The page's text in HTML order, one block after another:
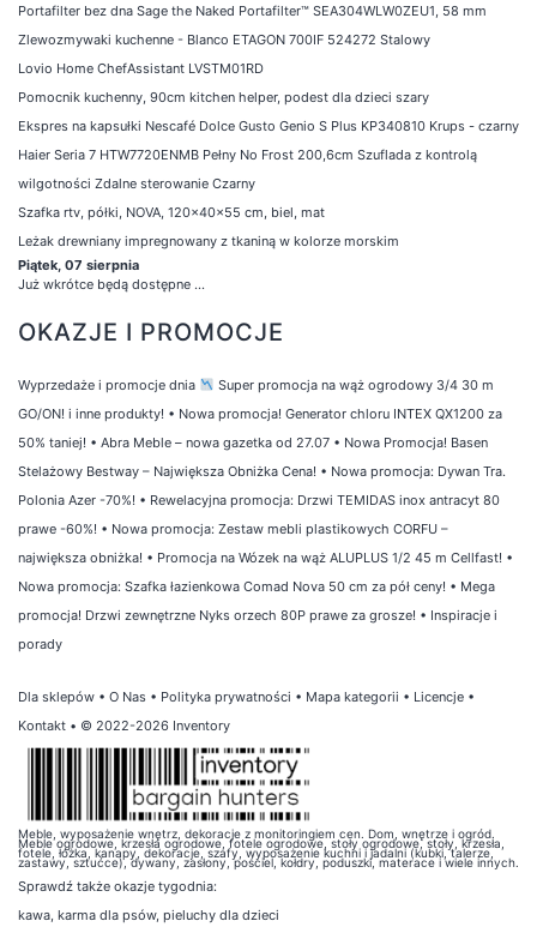
Portafilter bez dna Sage the Naked Portafilter™ SEA304WLW0ZEU1, 58 mm
Zlewozmywaki kuchenne - Blanco ETAGON 700IF 524272 Stalowy
Lovio Home ChefAssistant LVSTM01RD
Pomocnik kuchenny, 90cm kitchen helper, podest dla dzieci szary
Ekspres na kapsułki Nescafé Dolce Gusto Genio S Plus KP340810 Krups - czarny
Haier Seria 7 HTW7720ENMB Pełny No Frost 200,6cm Szuflada z kontrolą
wilgotności Zdalne sterowanie Czarny
Szafka rtv, półki, NOVA, 120x40x55 cm, biel, mat
Leżak drewniany impregnowany z tkaniną w kolorze morskim
Piątek, 07 sierpnia
Już wkrótce będą dostępne ...
OKAZJE I PROMOCJE
Wyprzedaże i promocje dnia
Super promocja na wąż ogrodowy 3/4 30 m
GO/ON! i inne produkty! • Nowa promocja! Generator chloru INTEX QX1200 za
50% taniej! • Abra Meble – nowa gazetka od 27.07 • Nowa Promocja! Basen
Stelażowy Bestway – Największa Obniżka Cena! • Nowa promocja: Dywan Tra.
Polonia Azer -70%! • Rewelacyjna promocja: Drzwi TEMIDAS inox antracyt 80
prawe -60%! • Nowa promocja: Zestaw mebli plastikowych CORFU –
największa obniżka! • Promocja na Wózek na wąż ALUPLUS 1/2 45 m Cellfast! •
Nowa promocja: Szafka łazienkowa Comad Nova 50 cm za pół ceny! • Mega
promocja! Drzwi zewnętrzne Nyks orzech 80P prawe za grosze! • Inspiracje i
porady
Dla sklepów • O Nas • Polityka prywatności • Mapa kategorii • Licencje •
Kontakt • © 2022-2026 Inventory
Meble, wyposażenie wnętrz, dekoracje z monitoringiem cen. Dom, wnętrze i ogród.
Meble ogrodowe, krzesła ogrodowe, fotele ogrodowe, stoły ogrodowe, stoły, krzesła,
fotele, łóżka, kanapy, dekoracje, szafy, wyposażenie kuchni i jadalni (kubki, talerze,
zastawy, sztućce), dywany, zasłony, pościel, kołdry, poduszki, materace i wiele innych.
Sprawdź także okazje tygodnia:
kawa, karma dla psów, pieluchy dla dzieci